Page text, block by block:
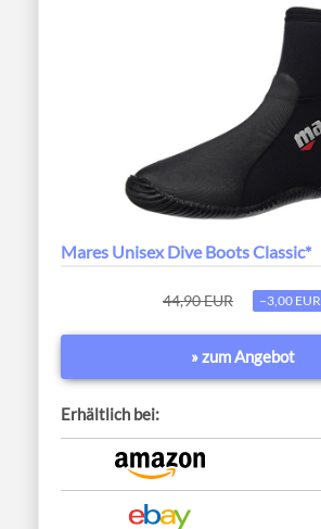
Mares Unisex Dive Boots Classic*
44,90 EUR −3,00 EUR
» zum Angebot
Erhältlich bei: